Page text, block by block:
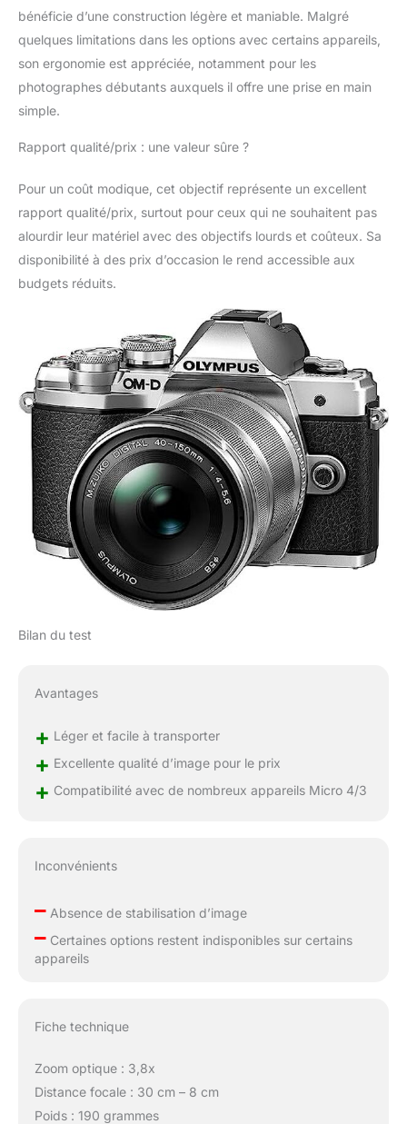
bénéficie d’une construction légère et maniable. Malgré
quelques limitations dans les options avec certains appareils,
son ergonomie est appréciée, notamment pour les
photographes débutants auxquels il offre une prise en main
simple.
Rapport qualité/prix : une valeur sûre ?
Pour un coût modique, cet objectif représente un excellent
rapport qualité/prix, surtout pour ceux qui ne souhaitent pas
alourdir leur matériel avec des objectifs lourds et coûteux. Sa
disponibilité à des prix d’occasion le rend accessible aux
budgets réduits.
Bilan du test
Avantages
+ Léger et facile à transporter
+ Excellente qualité d’image pour le prix
+ Compatibilité avec de nombreux appareils Micro 4/3
Inconvénients
–Absence de stabilisation d’image
–Certaines options restent indisponibles sur certains
appareils
Fiche technique
Zoom optique : 3,8x
Distance focale : 30 cm – 8 cm
Poids : 190 grammes